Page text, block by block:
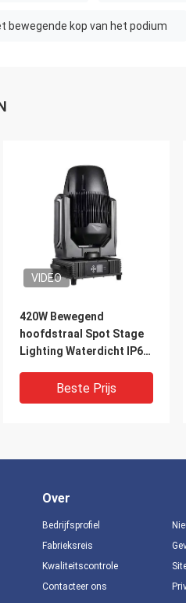
bewegende kop van het podium
VIDEO
420W Bewegend
hoofdstraal Spot Stage
Lighting Waterdicht IP65
Beste Prijs
VIDEO
Over
Bedrijfsprofiel
Fabrieksreis
Kwaliteitscontrole
Contacteer ons